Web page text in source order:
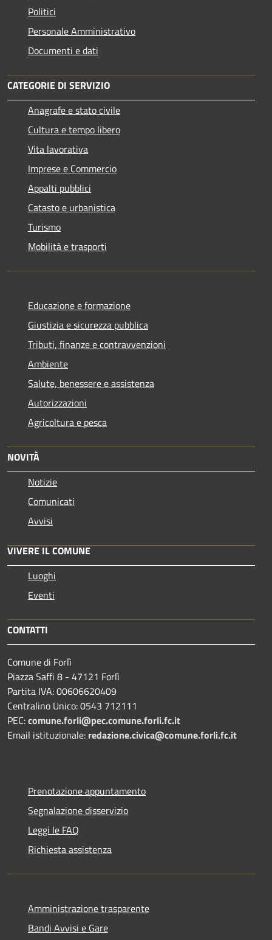
Politici
Personale Amministrativo
Documenti e dati
CATEGORIE DI SERVIZIO
Anagrafe e stato civile
Cultura e tempo libero
Vita lavorativa
Imprese e Commercio
Appalti pubblici
Catasto e urbanistica
Turismo
Mobilità e trasporti
Educazione e formazione
Giustizia e sicurezza pubblica
Tributi, finanze e contravvenzioni
Ambiente
Salute, benessere e assistenza
Autorizzazioni
Agricoltura e pesca
NOVITÀ
Notizie
Comunicati
Avvisi
VIVERE IL COMUNE
Luoghi
Eventi
CONTATTI
Comune di Forlì
Piazza Saffi 8 - 47121 Forlì
Partita IVA: 00606620409
Centralino Unico: 0543 712111
PEC:comune.forli@pec.comune.forli.fc.it
Email istituzionale: redazione.civica@comune.forli.fc.it
Prenotazione appuntamento
Segnalazione disservizio
Leggi le FAQ
Richiesta assistenza
Amministrazione trasparente
Bandi Avvisi e Gare